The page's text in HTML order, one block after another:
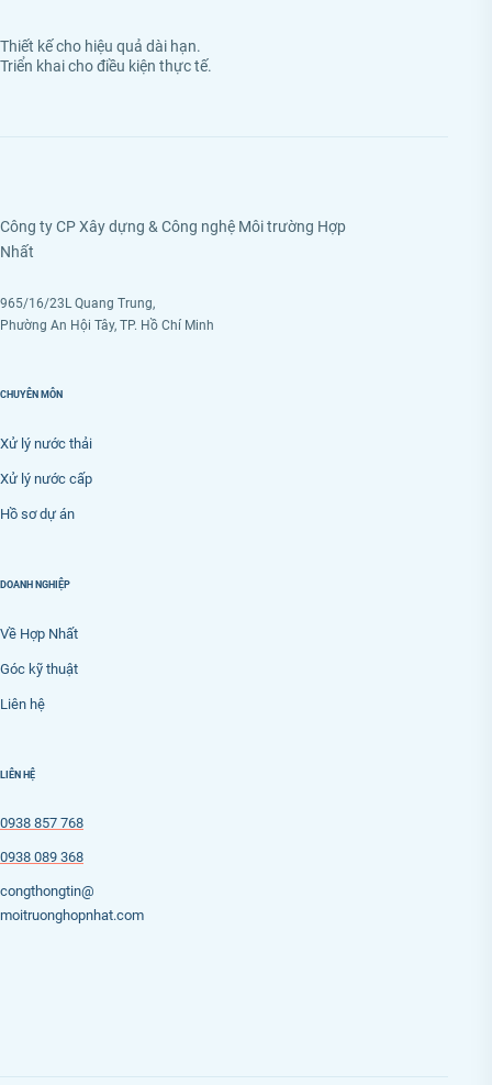
Thiết kế cho hiệu quả dài hạn.
Triển khai cho điều kiện thực tế.
Công ty CP Xây dựng & Công nghệ Môi trường Hợp
Nhất
965/16/23L Quang Trung,
Phường An Hội Tây, TP. Hồ Chí Minh
CHUYÊN MÔN
Xử lý nước thải
Xử lý nước cấp
Hồ sơ dự án
DOANH NGHIỆP
Về Hợp Nhất
Góc kỹ thuật
Liên hệ
LIÊN HỆ
0938 857 768
0938 089 368
congthongtin@
moitruonghopnhat.com